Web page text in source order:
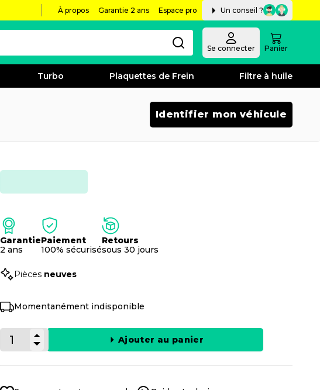
À propos Garantie 2 ans Espace pro Un conseil ?
Se connecter Panier
Turbo Plaquettes de Frein Filtre à huile
Identifier mon véhicule
Garantie
2 ans
Paiement
100% sécurisé
Retours
sous 30 jours
Pièces neuves
Momentanément indisponible
Ajouter au panier